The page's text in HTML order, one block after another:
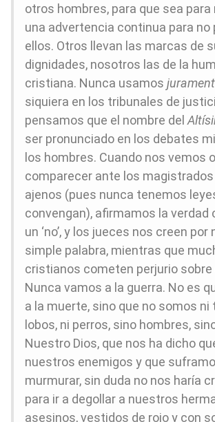
otros hombres, para que sea
una advertencia continua para no
ellos. Otros llevan las marcas de
dignidades, nosotros las de la
cristiana. Nunca usamos
siquiera en los tribunales de
pensamos que el nombre del
ser pronunciado en los debates
los hombres. Cuando nos vemos
comparecer ante los
ajenos (pues nunca tenemos
convengan), afirmamos la verdad
un ‘no’, y los jueces nos creen por
simple palabra, mientras que
cristianos cometen perjurio sobre
Nunca vamos a la guerra. No es
a la muerte, sino que no somos ni
lobos, ni perros, sino hombres,
Nuestro Dios, que nos ha dicho
nuestros enemigos y que
murmurar, sin duda no nos haría
para ir a degollar a nuestros
asesinos, vestidos de rojo y con